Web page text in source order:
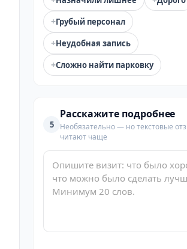
+Грубый персонал
+Неудобная запись
+Сложно найти парковку
5
Расскажите подробнее
Необязательно — но текстовые
читают чаще